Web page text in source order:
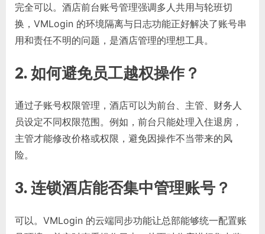
完全可以。酒店前台账号管理强调多人共用与轮班切
换，VMLogin 的环境隔离与日志功能正好解决了账号串
用和责任不明的问题，是酒店管理的理想工具。
2. 如何避免员工越权操作？
通过子账号权限管理，酒店可以为前台、主管、财务人
员设定不同权限范围。例如，前台只能处理入住退房，
主管才能修改价格或权限，避免因操作不当带来的风
险。
3. 连锁酒店能否集中管理账号？
可以。VMLogin 的云端同步功能让总部能够统一配置账